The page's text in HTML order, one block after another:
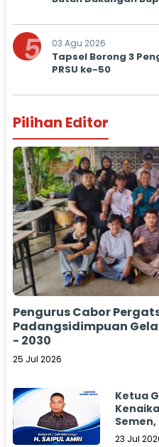
5 03 Agu 2026
Tapsel Borong 3
PRSU ke-50
Pilihan Editor
Pengurus Cabor
Padangsidimpuan
- 2030
25 Jul 2026
Ketua
23 Jul